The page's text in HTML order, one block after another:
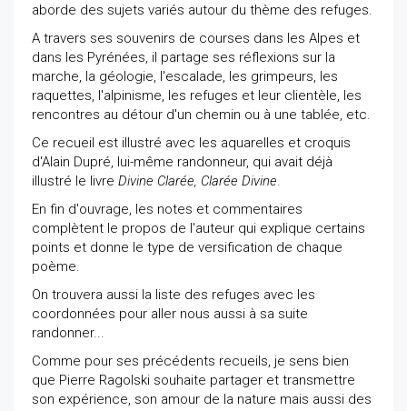
aborde des sujets variés autour du thème des refuges.
A travers ses souvenirs de courses dans les Alpes et
dans les Pyrénées, il partage ses réflexions sur la
marche, la géologie, l'escalade, les grimpeurs, les
raquettes, l'alpinisme, les refuges et leur clientèle, les
rencontres au détour d'un chemin ou à une tablée, etc.
Ce recueil est illustré avec les aquarelles et croquis
d'Alain Dupré, lui-même randonneur, qui avait déjà
illustré le livre Divine Clarée, Clarée Divine.
En fin d'ouvrage, les notes et commentaires
complètent le propos de l'auteur qui explique certains
points et donne le type de versification de chaque
poème.
On trouvera aussi la liste des refuges avec les
coordonnées pour aller nous aussi à sa suite
randonner...
Comme pour ses précédents recueils, je sens bien
que Pierre Ragolski souhaite partager et transmettre
son expérience, son amour de la nature mais aussi des